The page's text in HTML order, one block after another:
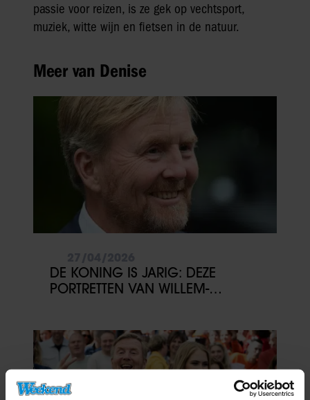
passie voor reizen, is ze gek op vechtsport,
muziek, witte wijn en fietsen in de natuur.
Meer van Denise
DE KONING IS JARIG: DEZE
PORTRETTEN VAN WILLEM-